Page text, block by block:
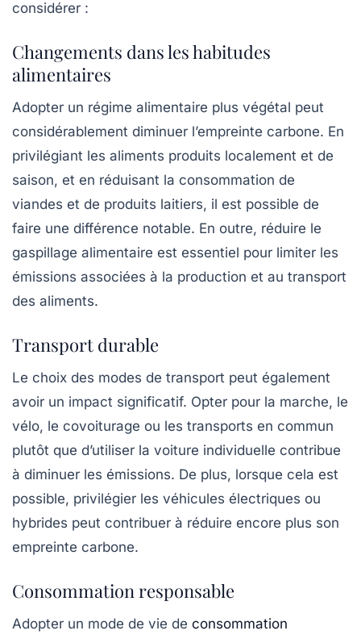
considérer :
Changements dans les habitudes
alimentaires
Adopter un régime alimentaire plus végétal peut
considérablement diminuer l’empreinte carbone. En
privilégiant les aliments produits localement et de
saison, et en réduisant la consommation de
viandes et de produits laitiers, il est possible de
faire une différence notable. En outre, réduire le
gaspillage alimentaire est essentiel pour limiter les
émissions associées à la production et au transport
des aliments.
Transport durable
Le choix des modes de transport peut également
avoir un impact significatif. Opter pour la marche, le
vélo, le covoiturage ou les transports en commun
plutôt que d’utiliser la voiture individuelle contribue
à diminuer les émissions. De plus, lorsque cela est
possible, privilégier les véhicules électriques ou
hybrides peut contribuer à réduire encore plus son
empreinte carbone.
Consommation responsable
Adopter un mode de vie de consommation